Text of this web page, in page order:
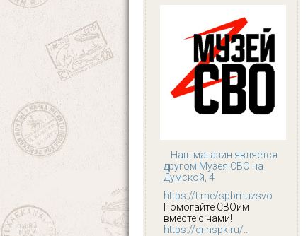
Наш магазин является
другом Музея СВО на
Думской, 4
https://t.me/spbmuzsvo
Помогайте СВОим
вместе с нами!
https://qr.nspk.ru/...